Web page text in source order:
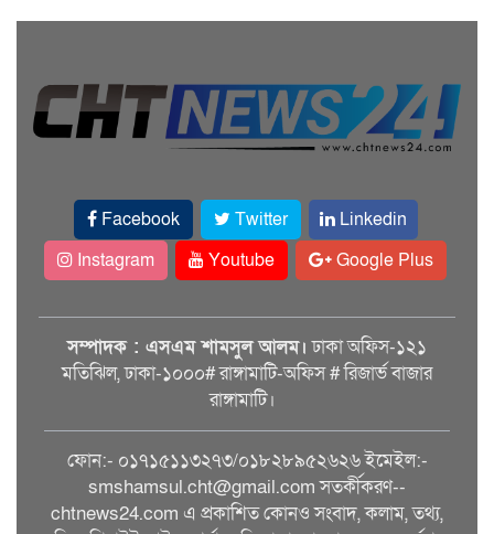
Facebook Twitter
Linkedin
Instagram
Youtube Google Plus
সম্পাদক : এসএম শামসুল আলম। ঢাকা অফিস-১২১
মতিঝিল, ঢাকা-১০০০# রাঙ্গামাটি-অফিস # রিজার্ভ বাজার
রাঙ্গামাটি।
ফোন:- ০১৭১৫১১৩২৭৩/০১৮২৮৯৫২৬২৬ ইমেইল:-
smshamsul.cht@gmail.com সতর্কীকরণ--
chtnews24.com এ প্রকাশিত কোনও সংবাদ, কলাম, তথ্য,